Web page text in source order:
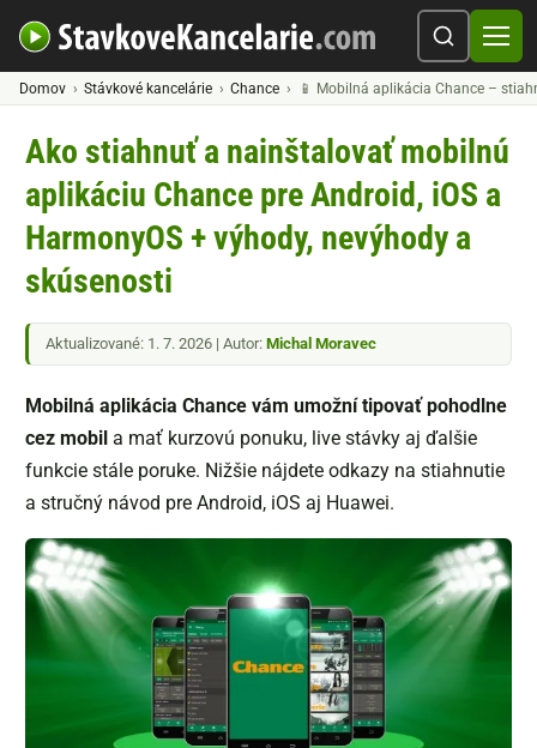
Domov Stávkové kancelárie Chance 📱 Mobilná aplikácia Chance –
Ako stiahnuť a nainštalovať mobilnú
aplikáciu Chance pre Android, iOS a
HarmonyOS + výhody, nevýhody a
skúsenosti
Aktualizované: 1. 7. 2026 | Autor: Michal Moravec
Mobilná aplikácia Chance vám umožní tipovať pohodlne
cez mobil a mať kurzovú ponuku, live stávky aj ďalšie
funkcie stále poruke. Nižšie nájdete odkazy na stiahnutie
a stručný návod pre Android, iOS aj Huawei.